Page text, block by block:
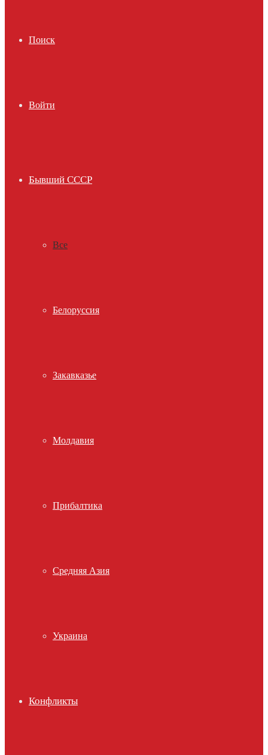
Поиск
Войти
Бывший СССР
Все
Белоруссия
Закавказье
Молдавия
Прибалтика
Средняя Азия
Украина
Конфликты